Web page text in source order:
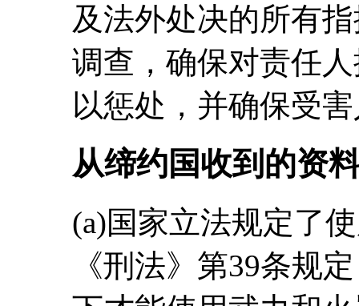
及法外处决的所有
调查，确保对责任
以惩处，并确保受
从缔约国收到的资
(a)国家立法规定了
《刑法》第39条规